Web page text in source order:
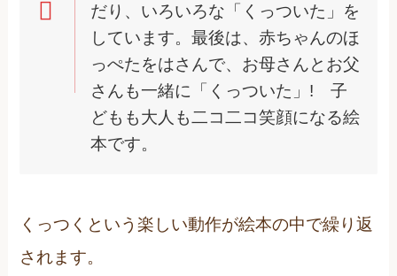
だり、いろいろな「くっついた」を
しています。最後は、赤ちゃんのほ
っぺたをはさんで、お母さんとお父
さんも一緒に「くっついた」! 子
どもも大人も二コ二コ笑顔になる絵
本です。
くっつくという楽しい動作が絵本の中で繰り返
されます。